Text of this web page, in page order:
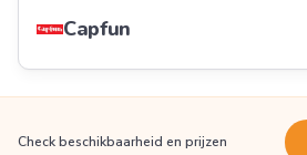
Capfun
Check beschikbaarheid en prijzen